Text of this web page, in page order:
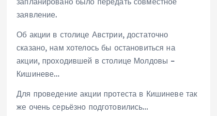
заявление.
Об акции в столице Австрии, достаточно
сказано, нам хотелось бы остановиться на
акции, проходившей в столице Молдовы –
Кишиневе…
Для проведение акции протеста в Кишиневе так
же очень серьёзно подготовились…